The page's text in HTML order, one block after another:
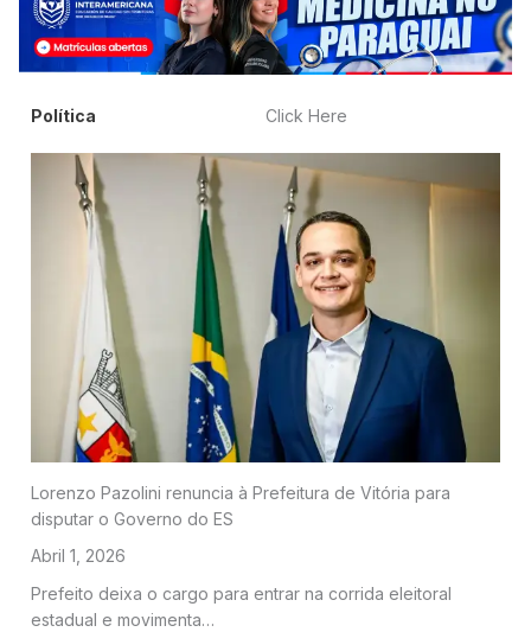
Política Click Here
Lorenzo Pazolini renuncia à Prefeitura de Vitória para
disputar o Governo do ES
Abril 1, 2026
Prefeito deixa o cargo para entrar na corrida eleitoral
estadual e movimenta…